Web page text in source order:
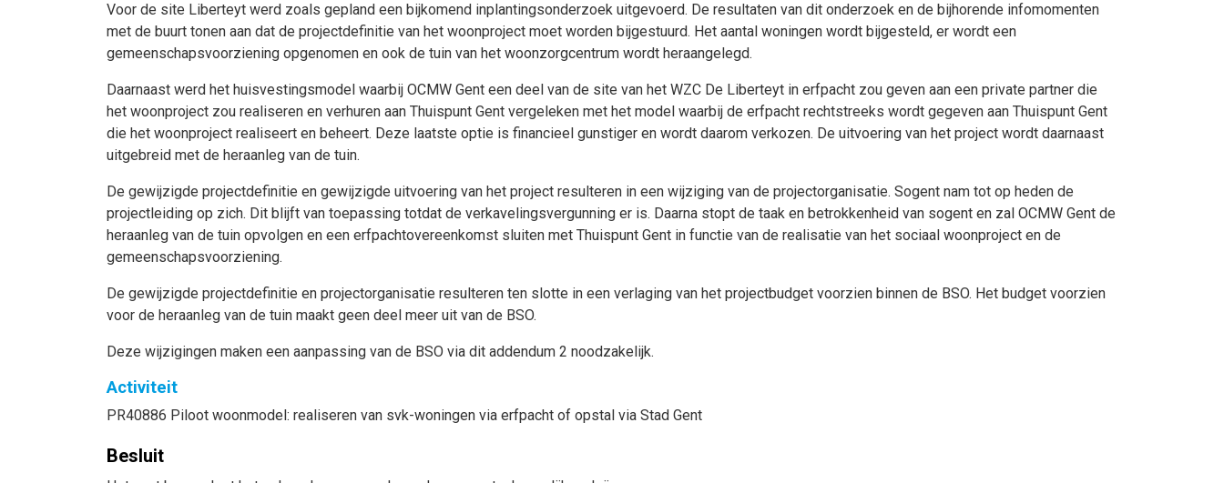
Voor de site Liberteyt werd zoals gepland een bijkomend inplantingsonderzoek uitgevoerd. De resultaten van dit onderzoek en de bijhorende infomomenten
met de buurt tonen aan dat de projectdefinitie van het woonproject moet worden bijgestuurd. Het aantal woningen wordt bijgesteld, er wordt een
gemeenschapsvoorziening opgenomen en ook de tuin van het woonzorgcentrum wordt heraangelegd.
Daarnaast werd het huisvestingsmodel waarbij OCMW Gent een deel van de site van het WZC De Liberteyt in erfpacht zou geven aan een private partner die
het woonproject zou realiseren en verhuren aan Thuispunt Gent vergeleken met het model waarbij de erfpacht rechtstreeks wordt gegeven aan Thuispunt Gent
die het woonproject realiseert en beheert. Deze laatste optie is financieel gunstiger en wordt daarom verkozen. De uitvoering van het project wordt daarnaast
uitgebreid met de heraanleg van de tuin.
De gewijzigde projectdefinitie en gewijzigde uitvoering van het project resulteren in een wijziging van de projectorganisatie. Sogent nam tot op heden de
projectleiding op zich. Dit blijft van toepassing totdat de verkavelingsvergunning er is. Daarna stopt de taak en betrokkenheid van sogent en zal OCMW Gent de
heraanleg van de tuin opvolgen en een erfpachtovereenkomst sluiten met Thuispunt Gent in functie van de realisatie van het sociaal woonproject en de
gemeenschapsvoorziening.
De gewijzigde projectdefinitie en projectorganisatie resulteren ten slotte in een verlaging van het projectbudget voorzien binnen de BSO. Het budget voorzien
voor de heraanleg van de tuin maakt geen deel meer uit van de BSO.
Deze wijzigingen maken een aanpassing van de BSO via dit addendum 2 noodzakelijk.
Activiteit
PR40886 Piloot woonmodel: realiseren van svk-woningen via erfpacht of opstal via Stad Gent
Besluit